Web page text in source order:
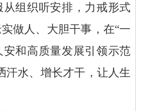
组织听安排，力戒形式
做人、大胆干事，在“一
和高质量发展引领示范
汗水、增长才干，让人生